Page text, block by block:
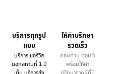
บริการทุกรูป
แบบ
บริการเซอร์วิส
นอกสถานที่ 1 ปี
ให้คำบรึกษา
รวดเร็ว
ตอบด่วน ตอบไว
พร้อมให้คำ